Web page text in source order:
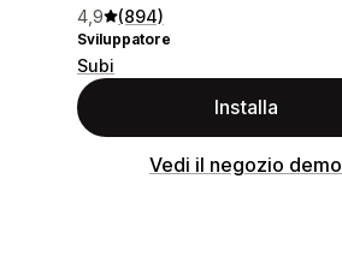
4,9 (894)
Sviluppatore
Subi
Installa
Vedi il negozio demo